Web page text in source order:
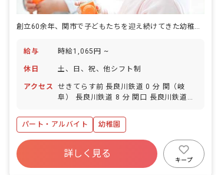
創立60余年、関市で子どもたちを迎え続けてきた幼稚園の教壇へ。
給与 時給1,065円 ~
休日 土、日、祝、他シフト制
アクセス
せきてらす前 長良川鉄道 0 分 関（岐
阜） 長良川鉄道 8 分 関口 長良川鉄道
パート・アルバイト
幼稚園
詳しく見る
キープ